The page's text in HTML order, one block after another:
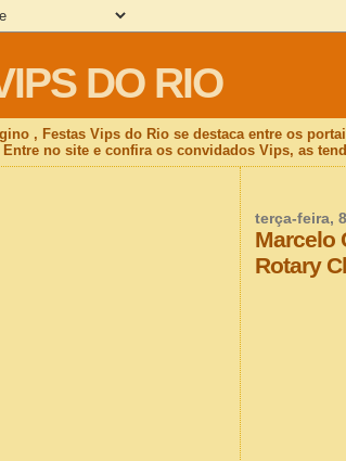
DO RIO
, Festas Vips do Rio se destaca entre os
no site e confira os convidados Vips, as
terça-feira,
Marcelo
Rotary